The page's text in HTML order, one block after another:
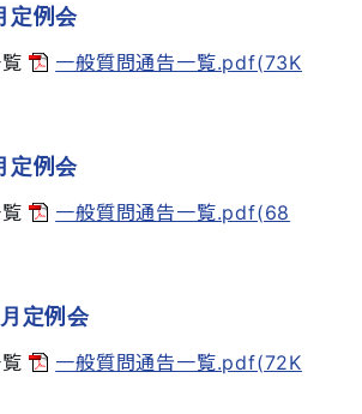
定例会
覧
一般質問通告一覧.pdf(73K
定例会
覧
一般質問通告一覧.pdf(68
定例会
覧
一般質問通告一覧.pdf(72K